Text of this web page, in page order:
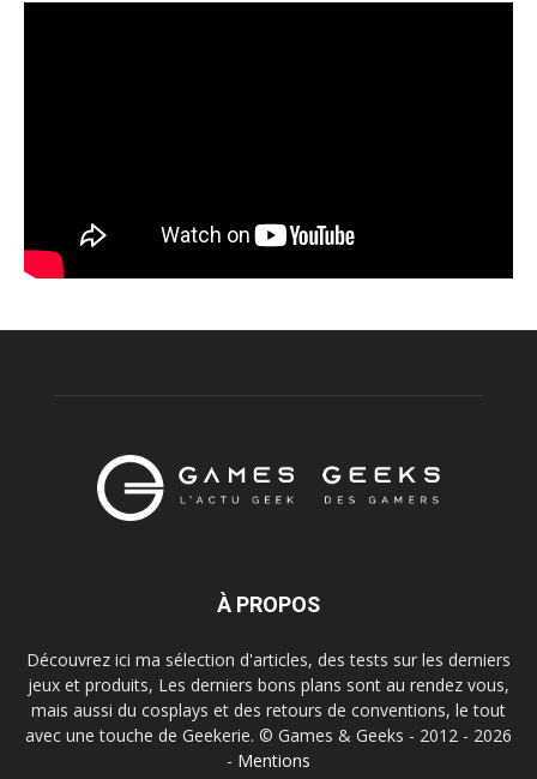
À PROPOS
Découvrez ici ma sélection d'articles, des tests sur les derniers
jeux et produits, Les derniers bons plans sont au rendez vous,
mais aussi du cosplays et des retours de conventions, le tout
avec une touche de Geekerie. © Games & Geeks - 2012 - 2026
- Mentions